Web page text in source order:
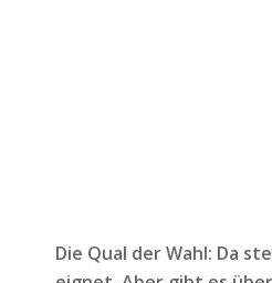
Die Qual der Wahl: Da